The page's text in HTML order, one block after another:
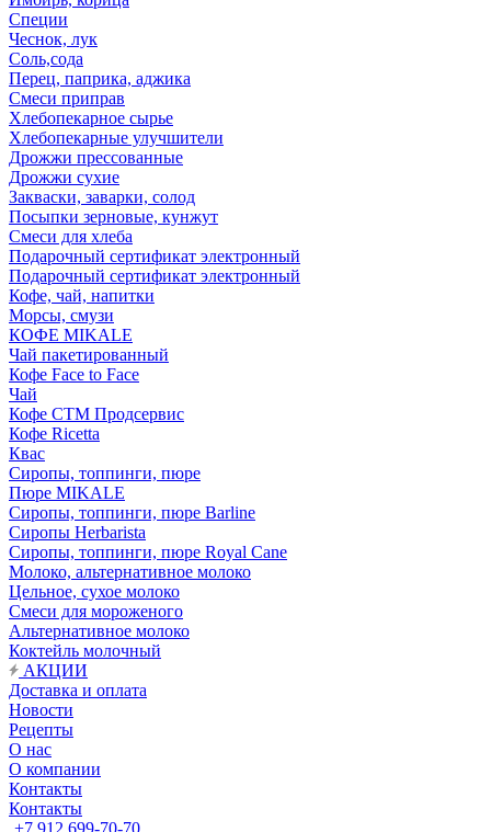
Специи
Чеснок, лук
Соль,сода
Перец, паприка, аджика
Смеси приправ
Хлебопекарное сырье
Хлебопекарные улучшители
Дрожжи прессованные
Дрожжи сухие
Закваски, заварки, солод
Посыпки зерновые, кунжут
Смеси для хлеба
Подарочный сертификат электронный
Подарочный сертификат электронный
Кофе, чай, напитки
Морсы, смузи
КОФЕ MIKALE
Чай пакетированный
Кофе Face to Face
Чай
Кофе СТМ Продсервис
Кофе Ricetta
Квас
Сиропы, топпинги, пюре
Пюре MIKALE
Сиропы, топпинги, пюре Barline
Сиропы Herbarista
Сиропы, топпинги, пюре Royal Cane
Молоко, альтернативное молоко
Цельное, сухое молоко
Смеси для мороженого
Альтернативное молоко
Коктейль молочный
АКЦИИ
Доставка и оплата
Новости
Рецепты
О нас
О компании
Контакты
Контакты
+7 912 699-70-70